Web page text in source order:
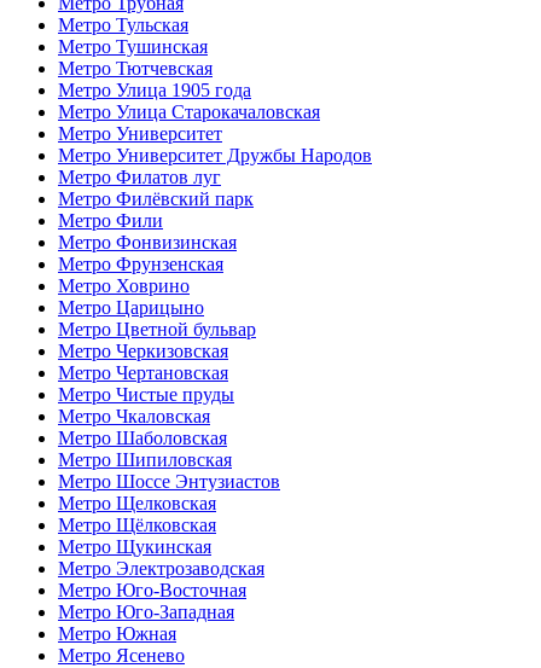
Метро Тульская
Метро Тушинская
Метро Тютчевская
Метро Улица 1905 года
Метро Улица Старокачаловская
Метро Университет
Метро Университет Дружбы Народов
Метро Филатов луг
Метро Филёвский парк
Метро Фили
Метро Фонвизинская
Метро Фрунзенская
Метро Ховрино
Метро Царицыно
Метро Цветной бульвар
Метро Черкизовская
Метро Чертановская
Метро Чистые пруды
Метро Чкаловская
Метро Шаболовская
Метро Шипиловская
Метро Шоссе Энтузиастов
Метро Щелковская
Метро Щёлковская
Метро Щукинская
Метро Электрозаводская
Метро Юго-Восточная
Метро Юго-Западная
Метро Южная
Метро Ясенево